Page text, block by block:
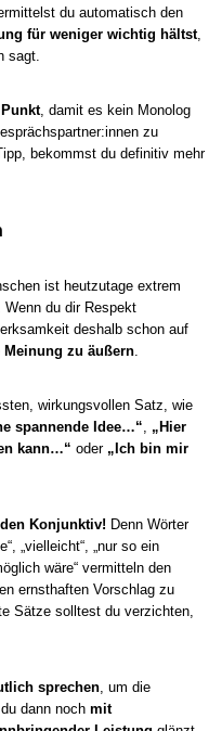
du automatisch den
für weniger wichtig hältst,
sagt.
, damit es kein Monolog
zu
bekommst du definitiv mehr
ist heutzutage extrem
du dir Respekt
deshalb schon auf
zu äußern
wirkungsvollen Satz, wie
spannende Idee…“
„Hier
kann…“ oder „Ich bin mir
Konjunktiv! Denn Wörter
„vielleicht“, „nur so ein
wäre“ vermitteln den
ernsthaften Vorschlag zu
Sätze solltest du verzichten,
sprechen , um die
dann noch mit